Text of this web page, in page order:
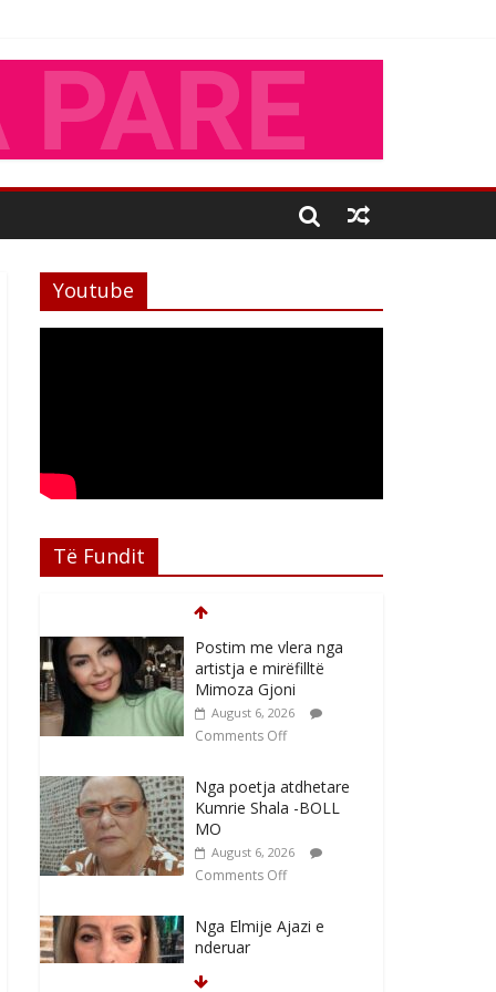
Youtube
Të Fundit
Postim me vlera nga
artistja e mirëfilltë
Mimoza Gjoni
August 6, 2026
Comments Off
Nga poetja atdhetare
Kumrie Shala -BOLL
MO
August 6, 2026
Comments Off
Nga Elmije Ajazi e
nderuar